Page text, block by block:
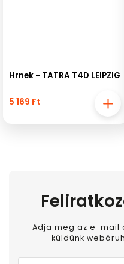
Hrnek - TATRA T4D LEIPZIG
5 169 Ft
Adja meg az e-mail
küldünk